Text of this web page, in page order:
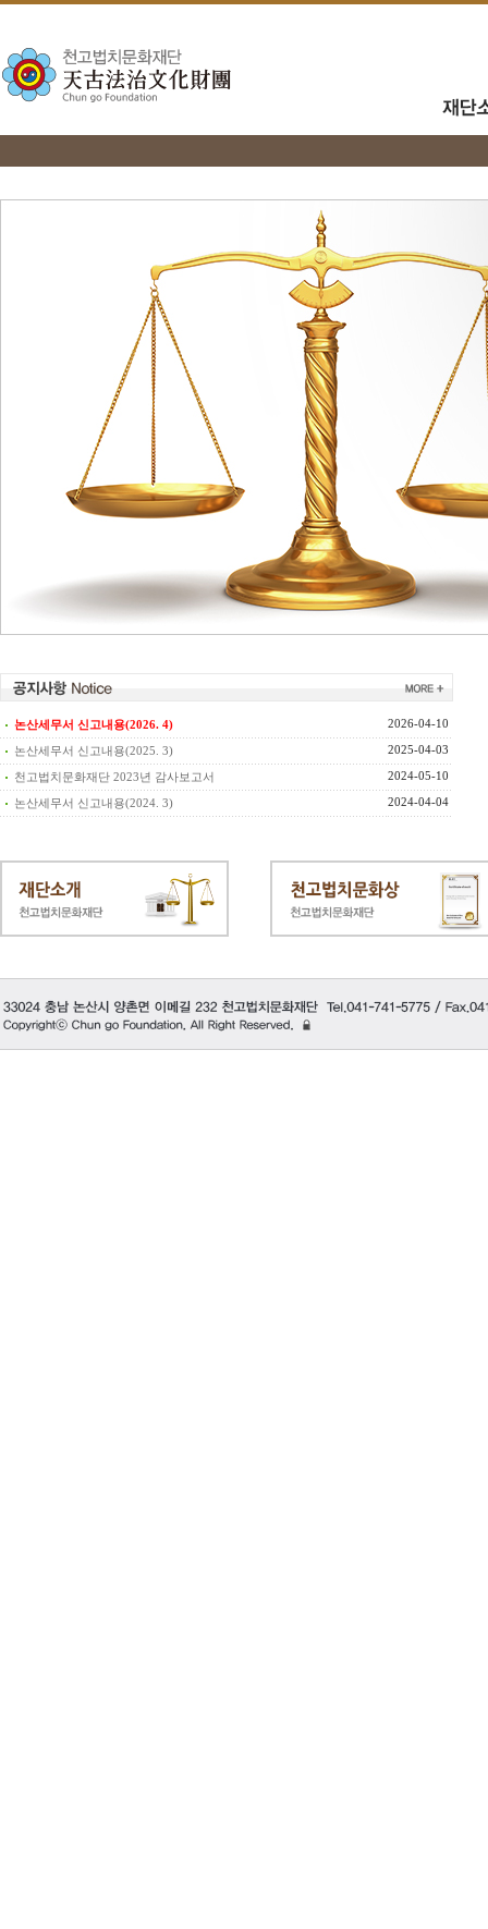
논산세무서 신고내용(2026. 4) 2026-04-10
논산세무서 신고내용(2025. 3) 2025-04-03
천고법치문화재단 2023년 감사보고서 2024-05-10
논산세무서 신고내용(2024. 3) 2024-04-04